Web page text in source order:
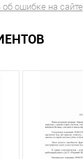
ошибке на сайте